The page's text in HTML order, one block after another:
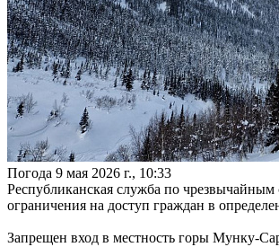
Погода 9 мая 2026 г., 10:33
Республиканская служба по
ограничения на доступ граждан в
Запрещен вход в местность горы Мунку-